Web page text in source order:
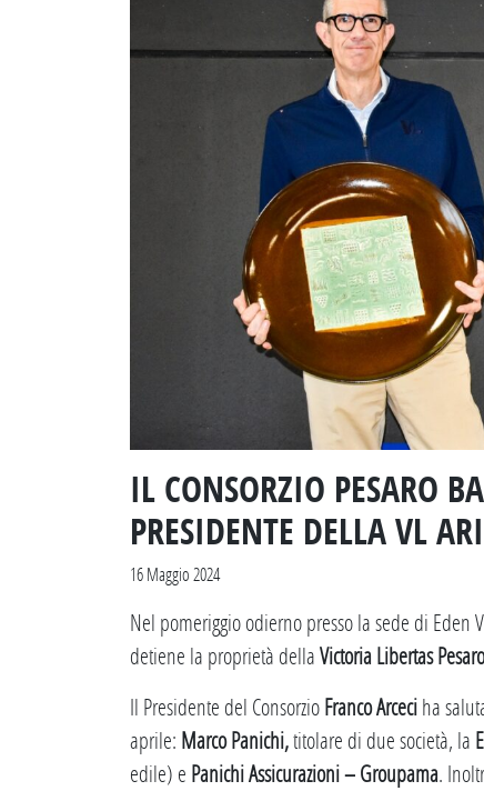
IL CONSORZIO PESARO
PRESIDENTE DELLA VL
16 Maggio 2024
Nel pomeriggio odierno presso la sede di Eden
detiene la proprietà dellaVictoria Libertas
Il Presidente del ConsorzioFranco Arceciha
aprile: Marco Panichi,titolare di due società, la
edile) e Panichi Assicurazioni – Groupama.